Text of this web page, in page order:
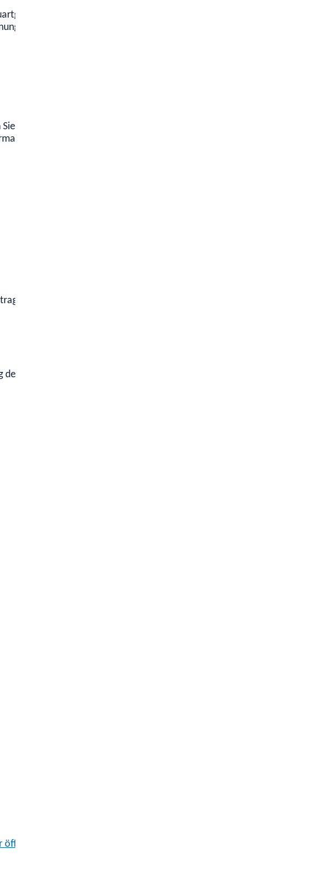
für eine Bauart beantragen möchten und
für Baden-Württemberg zum Einsatz kommen soll und
Ihren Antrag ab.
nachzureichen.
Antragsgegenstands. Es kännen Kosten in Höhe von
Leistungen der staatlichen Behörden in seinem